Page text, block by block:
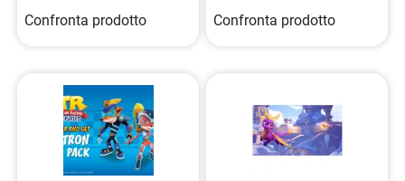
Confronta prodotto Confronta prodotto